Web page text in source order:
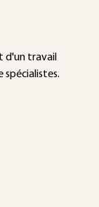
d'un travail